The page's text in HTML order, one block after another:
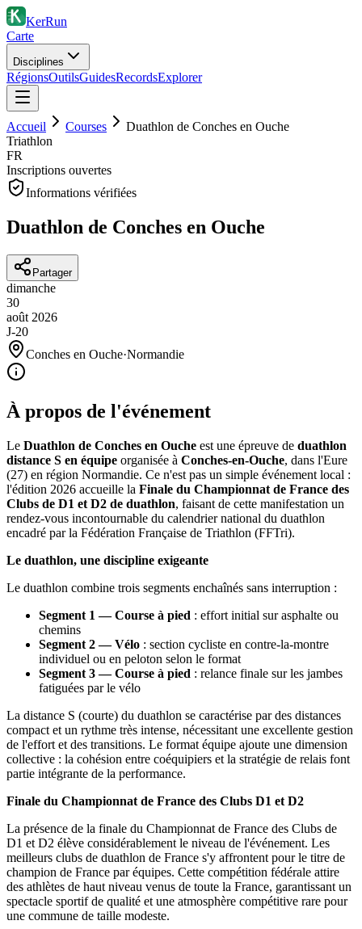
KerRun
Carte
Disciplines
RégionsOutilsGuidesRecordsExplorer
Accueil Courses
Duathlon de Conches en Ouche
Triathlon
FR
Inscriptions ouvertes
Informations vérifiées
Duathlon de Conches en Ouche
Partager
dimanche
30
août 2026
J-20
Conches en Ouche·Normandie
À propos de l'événement
Le Duathlon de Conches en Ouche est une épreuve de duathlon
distance S en équipe organisée à Conches-en-Ouche, dans l'Eure
(27) en région Normandie. Ce n'est pas un simple événement local :
l'édition 2026 accueille la Finale du Championnat de France des
Clubs de D1 et D2 de duathlon, faisant de cette manifestation un
rendez-vous incontournable du calendrier national du duathlon
encadré par la Fédération Française de Triathlon (FFTri).
Le duathlon, une discipline exigeante
Le duathlon combine trois segments enchaînés sans interruption :
Segment 1 — Course à pied : effort initial sur asphalte ou
chemins
Segment 2 — Vélo : section cycliste en contre-la-montre
individuel ou en peloton selon le format
Segment 3 — Course à pied : relance finale sur les jambes
fatiguées par le vélo
La distance S (courte) du duathlon se caractérise par des distances
compact et un rythme très intense, nécessitant une excellente gestion
de l'effort et des transitions. Le format équipe ajoute une dimension
collective : la cohésion entre coéquipiers et la stratégie de relais font
partie intégrante de la performance.
Finale du Championnat de France des Clubs D1 et D2
La présence de la finale du Championnat de France des Clubs de
D1 et D2 élève considérablement le niveau de l'événement. Les
meilleurs clubs de duathlon de France s'y affrontent pour le titre de
champion de France par équipes. Cette compétition fédérale attire
des athlètes de haut niveau venus de toute la France, garantissant un
spectacle sportif de qualité et une atmosphère compétitive rare pour
une commune de taille modeste.